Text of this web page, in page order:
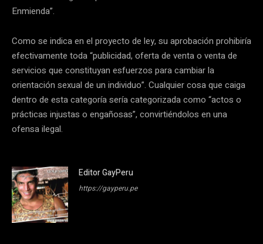
Enmienda”.
Como se indica en el proyecto de ley, su aprobación prohibiría
efectivamente toda “publicidad, oferta de venta o venta de
servicios que constituyan esfuerzos para cambiar la
orientación sexual de un individuo”. Cualquier cosa que caiga
dentro de esta categoría sería categorizada como “actos o
prácticas injustas o engañosas”, convirtiéndolos en una
ofensa ilegal.
Editor GayPeru
https://gayperu.pe